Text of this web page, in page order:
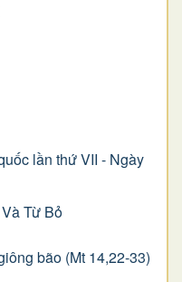
lần thứ VII - Ngày
Từ Bỏ
bão (Mt 14,22-33)